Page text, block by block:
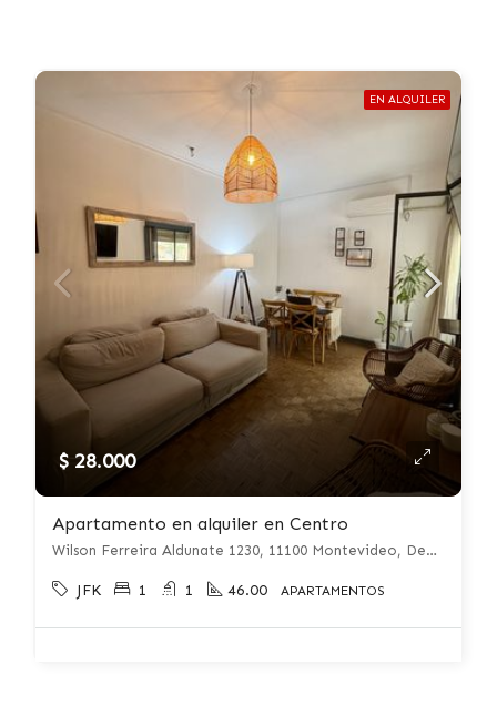
EN ALQUILER
$ 28.000
Apartamento en alquiler en Centro
Wilson Ferreira Aldunate 1230, 11100 Montevideo, Departamento De Montevideo, Uruguay, Centro, Montevideo, Montevideo, Centro, Montevideo
JFK 1 1 46.00 APARTAMENTOS